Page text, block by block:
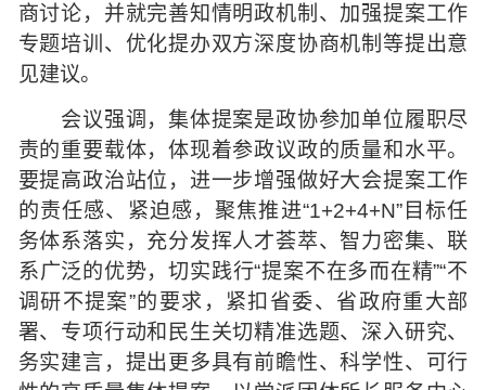
商讨论，并就完善知情明政机制、加强提案工作
专题培训、优化提办双方深度协商机制等提出意
见建议。
会议强调，集体提案是政协参加单位履职尽
责的重要载体，体现着参政议政的质量和水平。
要提高政治站位，进一步增强做好大会提案工作
的责任感、紧迫感，聚焦推进“1+2+4+N”目标任
务体系落实，充分发挥人才荟萃、智力密集、联
系广泛的优势，切实践行“提案不在多而在精”“不
调研不提案”的要求，紧扣省委、省政府重大部
署、专项行动和民生关切精准选题、深入研究、
务实建言，提出更多具有前瞻性、科学性、可行